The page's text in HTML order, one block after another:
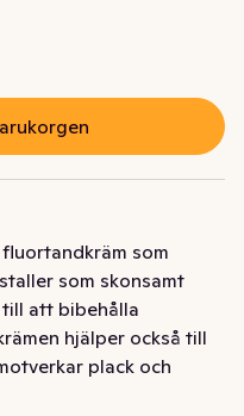
som
som skonsamt
att bibehålla
hjälper också till
plack och